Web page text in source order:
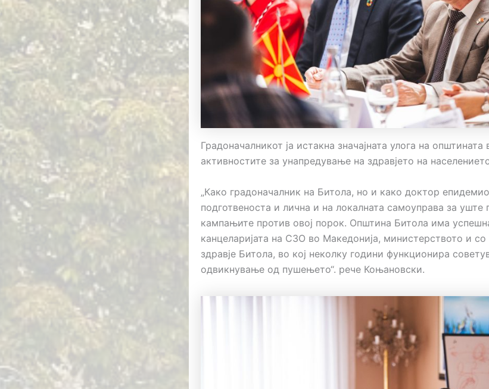
Градоначалникот ја истакна значајната улога на
активностите за унапредување на здравјето на
„Како градоначалник на Битола, но и како доктор
подготвеноста и лична и на локалната самоуправа за уште
кампањите против овој порок. Општина Битола има
канцеларијата на СЗО во Македонија, министерството и со
здравје Битола, во кој неколку години функционира
одвикнување од пушењето“. рече Коњановски.